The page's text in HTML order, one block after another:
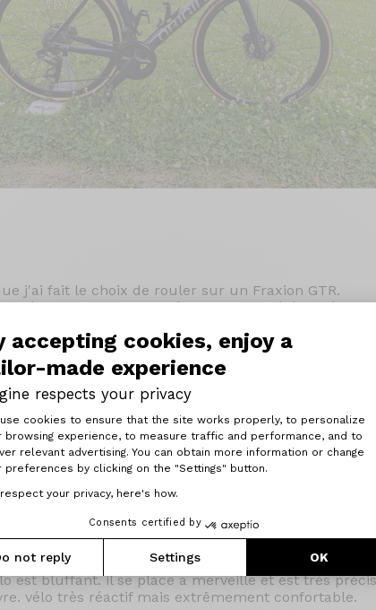
accepting cookies, enjoy a
made experience
respects your privacy
Management Platform:
cookies to ensure that the site works properly, to personalize
browsing experience, to measure traffic and performance, and to
relevant advertising. You can obtain more information or change
preferences by clicking on the "Settings" button.
your privacy, here's how.
Consents certified by
not reply Settings OK
Axeptio consent
j'ai fait le choix de rouler sur un Fraxion GTR.
un magasin de vélo ou je suis référencé
suit:
couleur bleu océan stickers or.
lors de mon achat.
8150
pneu Vittoria corsa PRO tubeless 28mm
direction céramique speed, chape oversize
roulement de roue céramique speed.
(par beau temps) et en course par tout les temps.
d'utilisation.
est bluffant. il se place a merveille et est très
vélo très réactif mais extrêmement confortable.